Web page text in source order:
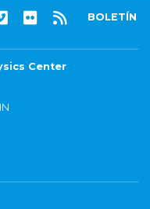
BOLETÍN
Center